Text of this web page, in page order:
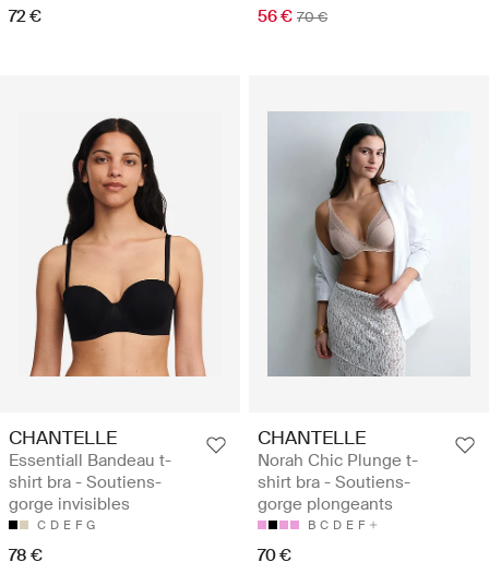
72 € 56 € 70 €
CHANTELLE
Essentiall Bandeau t-
shirt bra - Soutiens-
gorge invisibles
C D E F G
78 €
CHANTELLE
Norah Chic Plunge t-
shirt bra - Soutiens-
gorge plongeants
B C D E F
70 €